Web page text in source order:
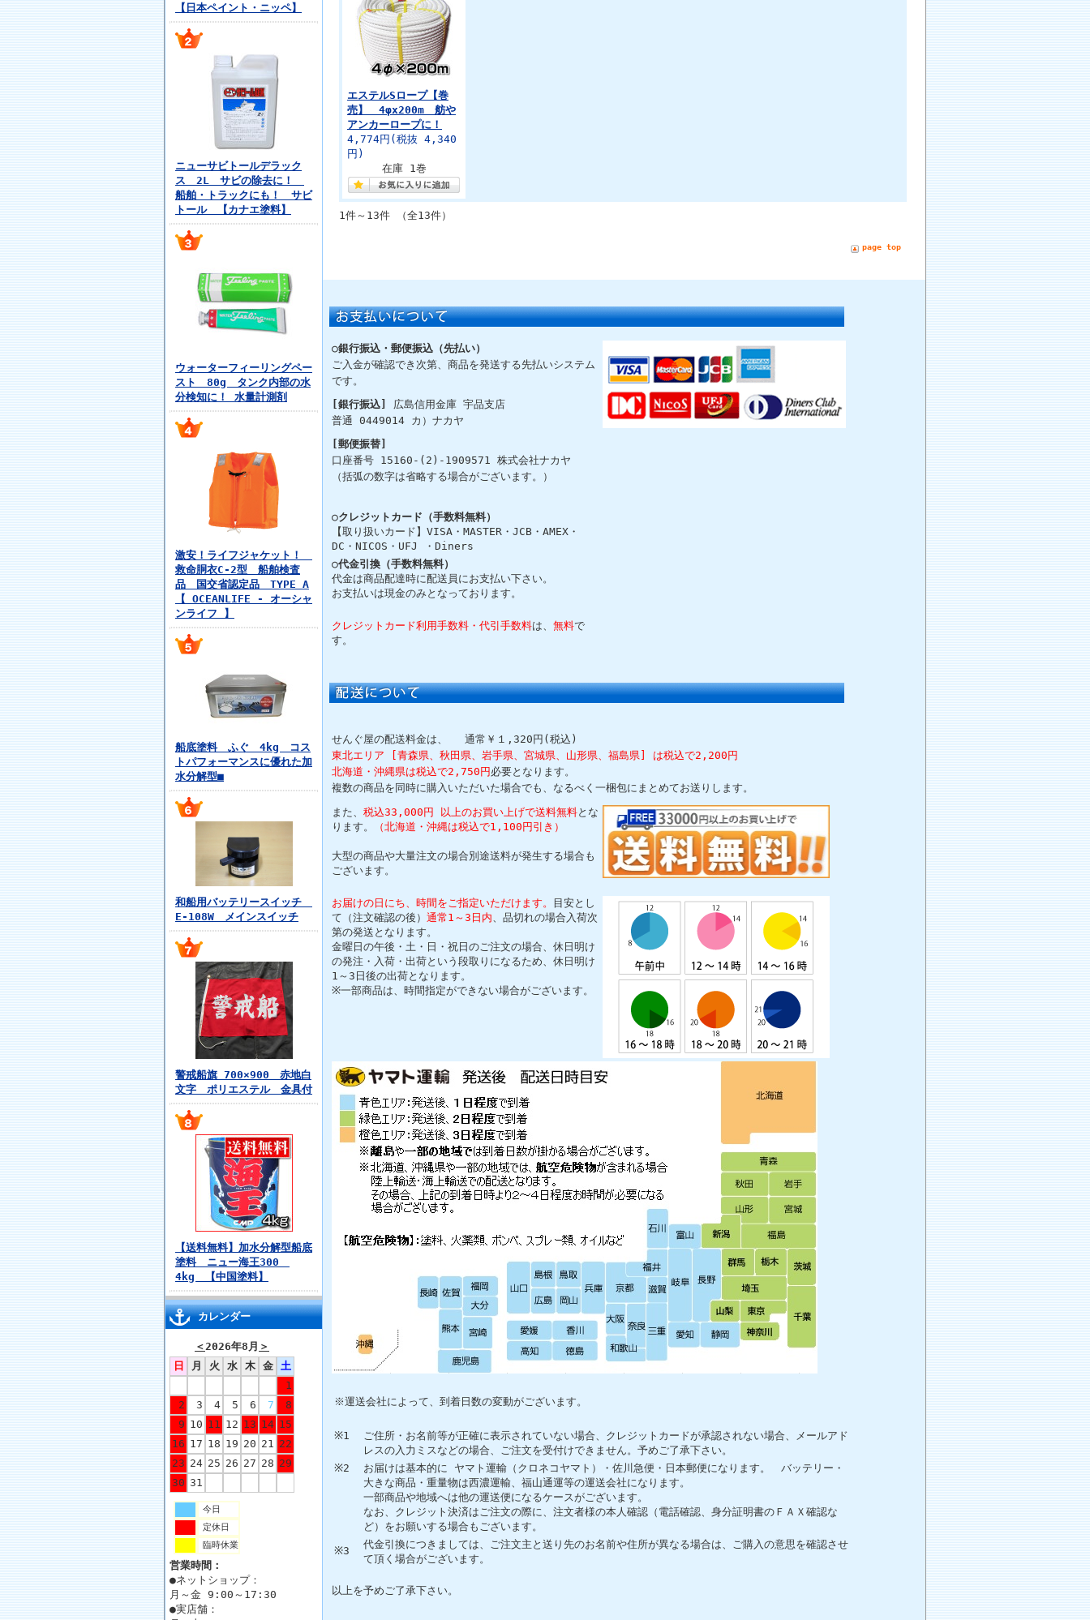
【日本ペイント・ニッペ】
ニューサビトールデラック
ス 2L サビの除去に！
船舶・トラックにも！ サビ
トール 【カナエ塗料】
ウォーターフィーリングペー
スト 80g タンク内部の水
分検知に！ 水量計測剤
激安！ライフジャケット！
救命胴衣C-2型 船舶検査
品 国交省認定品 TYPE A
【 OCEANLIFE - オーシャ
ンライフ 】
船底塗料 ふぐ 4kg コス
トパフォーマンスに優れた加
水分解型■
和船用バッテリースイッチ
E-108W メインスイッチ
警戒船旗 700×900 赤地白
文字 ポリエステル 金具付
【送料無料】加水分解型船底
塗料 ニュー海王300
4kg 【中国塗料】
カレンダー
＜ 2026年8月 ＞
日
月 火 水 木 金
土
1
2
3 4 5 6 7
8
9 10 11 12 13 14 15
16 17 18 19 20 21
22
23 24 25 26 27 28 29
30 31
今日
定休日
臨時休業
営業時間：
●ネットショップ：
月～金 9:00～17:30
●実店舗：
エステルSロープ【巻
売】 4φx200m 舫や
アンカーロープに！
4,774円 (税抜 4,340
円)
在庫 1巻
1件～13件 （全13件）
page top
○銀行振込・郵便振込（先払い）
ご入金が確認でき次第、商品を発送する先払いシステム
です。
[銀行振込]
広島信用金庫 宇品支店
普通 0449014 カ）ナカヤ
[郵便振替]
口座番号 15160-(2)-1909571 株式会社ナカヤ
（括弧の数字は省略する場合がございます。）
○クレジットカード（手数料無料）
【取り扱いカード】VISA・MASTER・JCB・AMEX・
DC・NICOS・UFJ ・Diners
○代金引換（手数料無料）
代金は商品配達時に配送員にお支払い下さい。
お支払いは現金のみとなっております。
クレジットカード利用手数料・代引手数料は、 無料で
す。
せんぐ屋の配送料金は、
通常￥１,320円(税込)
東北エリア [青森県、秋田県、岩手県、宮城県、山形県、福島県] は税込で2,200円
北海道・沖縄県は税込で2,750円 必要となります。
複数の商品を同時に購入いただいた場合でも、なるべく一梱包にまとめてお送りします。
また、 税込33,000円 以上のお買い上げで送料無料とな
ります。
（北海道・沖縄は税込で1,100円引き）
大型の商品や大量注文の場合別途送料が発生する場合も
ございます。
お届けの日にち、時間をご指定いただけます。
目安とし
て（注文確認の後） 通常1～3日内、品切れの場合入荷次
第の発送となります。
金曜日の午後・土・日・祝日のご注文の場合、休日明け
の発注・入荷・出荷という段取りになるため、休日明け
1～3日後の出荷となります。
※一部商品は、時間指定ができない場合がございます。
※運送会社によって、到着日数の変動がございます。
※1
ご住所・お名前等が正確に表示されていない場合、クレジットカードが承認されない場合、メールアド
レスの入力ミスなどの場合、ご注文を受付けできません。予めご了承下さい。
※2
お届けは基本的に ヤマト運輸（クロネコヤマト）・佐川急便・日本郵便になります。 バッテリー・
大きな商品・重量物は西濃運輸、福山通運等の運送会社になります。
一部商品や地域へは他の運送便になるケースがございます。
なお、クレジット決済はご注文の際に、注文者様の本人確認（電話確認、身分証明書のＦＡＸ確認な
ど）をお願いする場合もございます。
※3
代金引換につきましては、ご注文主と送り先のお名前や住所が異なる場合は、ご購入の意思を確認させ
て頂く場合がございます。
以上を予めご了承下さい。